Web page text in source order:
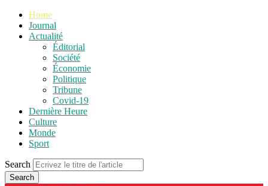
Home
Journal
Actualité
Éditorial
Société
Économie
Politique
Tribune
Covid-19
Dernière Heure
Culture
Monde
Sport
Search